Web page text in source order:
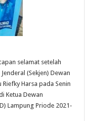
selamat setelah
(Sekjen) Dewan
Riefky Harsa pada Senin
Ketua Dewan
Lampung Priode 2021-